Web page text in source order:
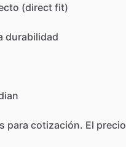
(direct fit)
durabilidad
para cotización. El precio